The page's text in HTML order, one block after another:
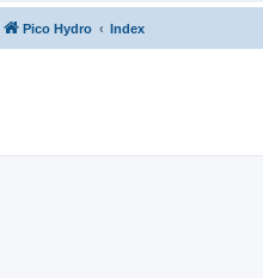
Pico Hydro Index